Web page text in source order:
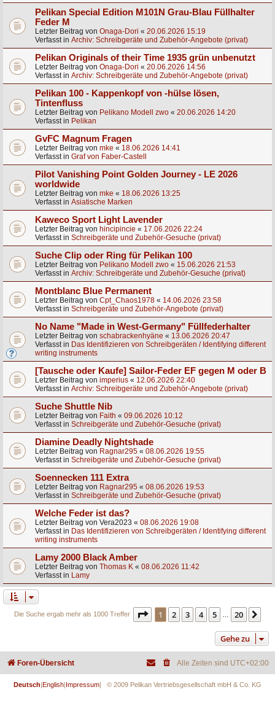
Pelikan Special Edition M101N Grau-Blau Füllhalter
Feder M
Letzter Beitrag von Onaga-Dori « 20.06.2026 15:19
Verfasst in Archiv: Schreibgeräte und Zubehör-Angebote (privat)
Pelikan Originals of their Time 1935 grün unbenutzt
Letzter Beitrag von Onaga-Dori « 20.06.2026 14:56
Verfasst in Archiv: Schreibgeräte und Zubehör-Angebote (privat)
Pelikan 100 - Kappenkopf von -hülse lösen,
Tintenfluss
Letzter Beitrag von Pelikano Modell zwo « 20.06.2026 14:20
Verfasst in Pelikan
GvFC Magnum Fragen
Letzter Beitrag von mke « 18.06.2026 14:41
Verfasst in Graf von Faber-Castell
Pilot Vanishing Point Golden Journey - LE 2026
worldwide
Letzter Beitrag von mke « 18.06.2026 13:25
Verfasst in Asiatische Marken
Kaweco Sport Light Lavender
Letzter Beitrag von hincipincie « 17.06.2026 22:24
Verfasst in Schreibgeräte und Zubehör-Gesuche (privat)
Suche Clip oder Ring für Pelikan 100
Letzter Beitrag von Pelikano Modell zwo « 15.06.2026 21:53
Verfasst in Archiv: Schreibgeräte und Zubehör-Gesuche (privat)
Montblanc Blue Permanent
Letzter Beitrag von Cpt_Chaos1978 « 14.06.2026 23:58
Verfasst in Schreibgeräte und Zubehör-Angebote (privat)
No Name "Made in West-Germany" Füllfederhalter
Letzter Beitrag von schabrackenhyäne « 13.06.2026 20:47
Verfasst in Das Identifizieren von Schreibgeräten / Identifying different
writing instruments
[Tausche oder Kaufe] Sailor-Feder EF gegen M oder B
Letzter Beitrag von imperius « 12.06.2026 22:40
Verfasst in Archiv: Schreibgeräte und Zubehör-Angebote (privat)
Suche Shuttle Nib
Letzter Beitrag von Faith « 09.06.2026 10:12
Verfasst in Schreibgeräte und Zubehör-Gesuche (privat)
Diamine Deadly Nightshade
Letzter Beitrag von Ragnar295 « 08.06.2026 19:55
Verfasst in Schreibgeräte und Zubehör-Gesuche (privat)
Soennecken 111 Extra
Letzter Beitrag von Ragnar295 « 08.06.2026 19:53
Verfasst in Schreibgeräte und Zubehör-Gesuche (privat)
Welche Feder ist das?
Letzter Beitrag von Vera2023 « 08.06.2026 19:08
Verfasst in Das Identifizieren von Schreibgeräten / Identifying different
writing instruments
Lamy 2000 Black Amber
Letzter Beitrag von Thomas K « 08.06.2026 11:42
Verfasst in Lamy
Die Suche ergab mehr als 1000 Treffer Seite 1von 20
1 2 3 4 5 … 20
Gehe zu
Foren-Übersicht Alle Zeiten sind UTC+02:00
Deutsch English Impressum | © 2009 Pelikan Vertriebsgesellschaft mbH & Co. KG